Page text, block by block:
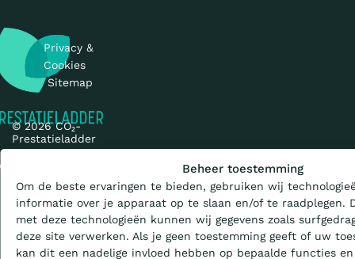
Beheer toestemming
Om de beste ervaringen te bieden, gebruiken wij
informatie over je apparaat op te slaan en/of te raadplegen.
met deze technologieën kunnen wij gegevens zoals
deze site verwerken. Als je geen toestemming geeft of uw
kan dit een nadelige invloed hebben op bepaalde functies
initiatief van
7a
© 2026 CO₂-
Prestatieladder
Privacy &
Cookies
Sitemap
Wat is de Ladder?
Certificeren
Aanbesteden